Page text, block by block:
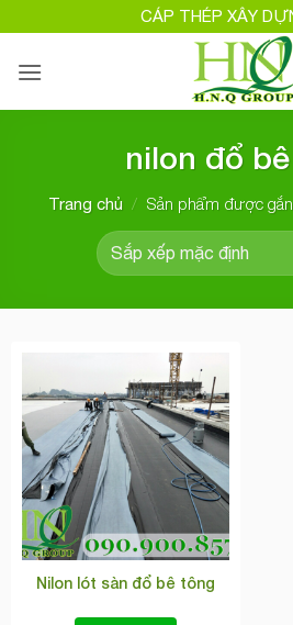
qua
nội
CÁP THÉP XÂY
nilon đổ
Trang chủ / Sản phẩm được gắn
Nilon lót sàn đổ bê tông